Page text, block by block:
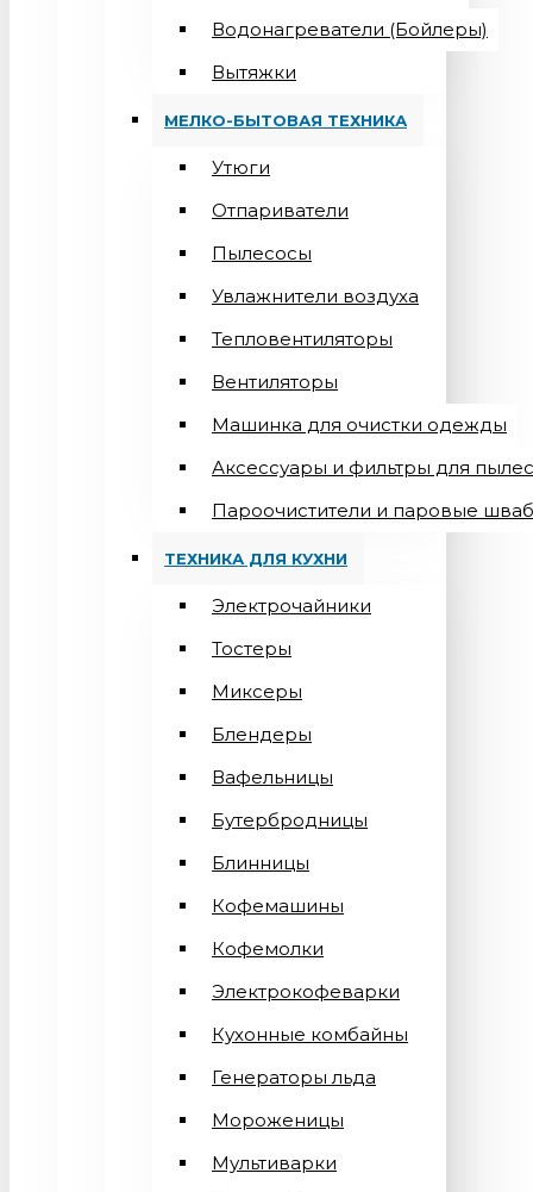
Водонагреватели (Бойлеры)
Вытяжки
МЕЛКО-БЫТОВАЯ ТЕХНИКА
Утюги
Отпариватели
Пылесосы
Увлажнители воздуха
Тепловентиляторы
Вентиляторы
Машинка для очистки одежды
Аксессуары и фильтры для
Пароочистители и паровые
ТЕХНИКА ДЛЯ КУХНИ
Электрочайники
Тостеры
Миксеры
Блендеры
Вафельницы
Бутербродницы
Блинницы
Кофемашины
Кофемолки
Электрокофеварки
Кухонные комбайны
Генераторы льда
Мороженицы
Мультиварки